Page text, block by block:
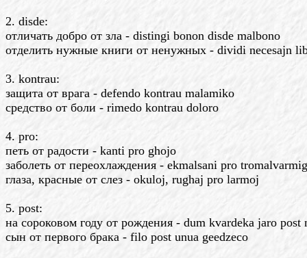
2. disde:
отличать добро от зла - distingi bonon disde malbono
отделить нужные книги от ненужных - dividi necesajn
3. kontrau:
защита от врага - defendo kontrau malamiko
средство от боли - rimedo kontrau doloro
4. pro:
петь от радости - kanti pro ghojo
заболеть от переохлаждения - ekmalsani pro
глаза, красные от слез - okuloj, rughaj pro larmoj
5. post:
на сороковом году от рождения - dum kvardeka jaro post
сын от первого брака - filo post unua geedzeco